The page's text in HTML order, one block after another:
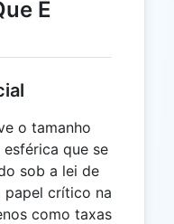
É
o tamanho
que se
sob a lei de
papel crítico na
como taxas